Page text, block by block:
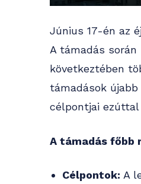
Június 17-én az
A támadás
következtében
támadások
célpontjai
A támadás főbb
Célpontok: A